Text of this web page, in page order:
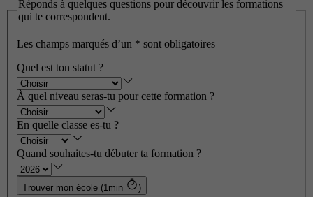
Réponds à quelques questions pour découvrir les formations
qui te correspondent.
Les champs marqués d’un * sont obligatoires
Quel est ton statut ?
À quel niveau seras-tu pour cette formation ?
En quelle classe es-tu ?
Quand souhaites-tu débuter ta formation ?
Trouver mon école (1min )